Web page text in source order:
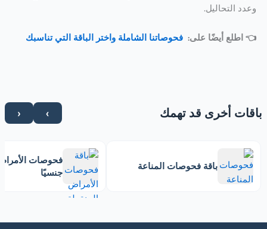
وعدد التحاليل.
👈 اطلع أيضًا على: فحوصاتنا الشاملة واختر الباقة التي تناسبك
باقات أخرى قد تهمك ›
‹
باقة فحوصات المناعة
فحوصات
جنسيًا